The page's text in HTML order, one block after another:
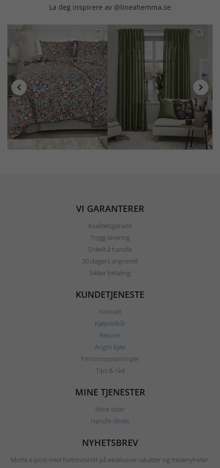
La deg inspirere av @lineahemma.se
VI GARANTERER
Kvalitetsgaranti
Trygg levering
Enkelt å handle
30 dagers angrerett
Sikker betaling
KUNDETJENESTE
Kontakt
Kjøpsvilkår
Returer
Angre kjøp
Personopplysninger
Tips & råd
MINE TJENESTER
Mine sider
Handle direkt
NYHETSBREV
Motta e-post med fortrinnsrett på eksklusive rabatter og motenyheter.